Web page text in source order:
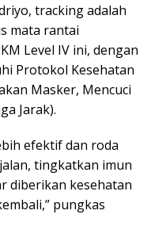
tracking adalah
mata rantai
Level IV ini, dengan
Protokol Kesehatan
Masker, Mencuci
Jarak).
efektif dan roda
tingkatkan imun
diberikan kesehatan
pungkas